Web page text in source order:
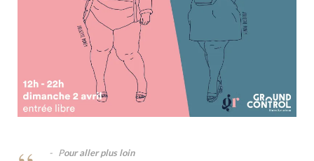
Pour aller plus loin